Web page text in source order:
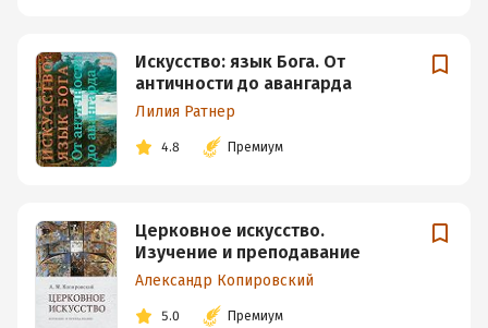
Искусство: язык Бога. От
античности до авангарда
Лилия Ратнер
4.8 Премиум
Церковное искусство.
Изучение и преподавание
Александр Копировский
5.0 Премиум